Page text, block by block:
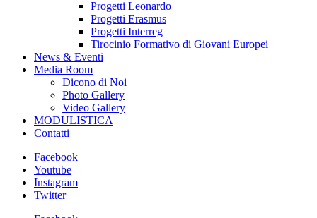
Progetti Leonardo
Progetti Erasmus
Progetti Interreg
Tirocinio Formativo di Giovani Europei
News & Eventi
Media Room
Dicono di Noi
Photo Gallery
Video Gallery
MODULISTICA
Contatti
Facebook
Youtube
Instagram
Twitter